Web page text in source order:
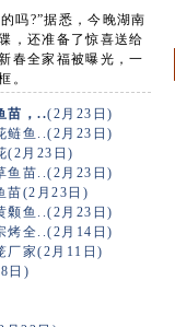
吗?”据悉，今晚湖南
，还准备了惊喜送给
春全家福被曝光，一
。
苗，..(2月23日)
鲢鱼..(2月23日)
(2月23日)
鱼苗..(2月23日)
苗(2月23日)
颡鱼..(2月23日)
烤全..(2月14日)
厂家(2月11日)
日)